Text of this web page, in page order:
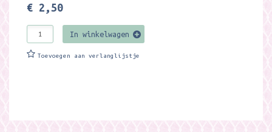
€ 2,50
In winkelwagen
Toevoegen aan verlanglijstje